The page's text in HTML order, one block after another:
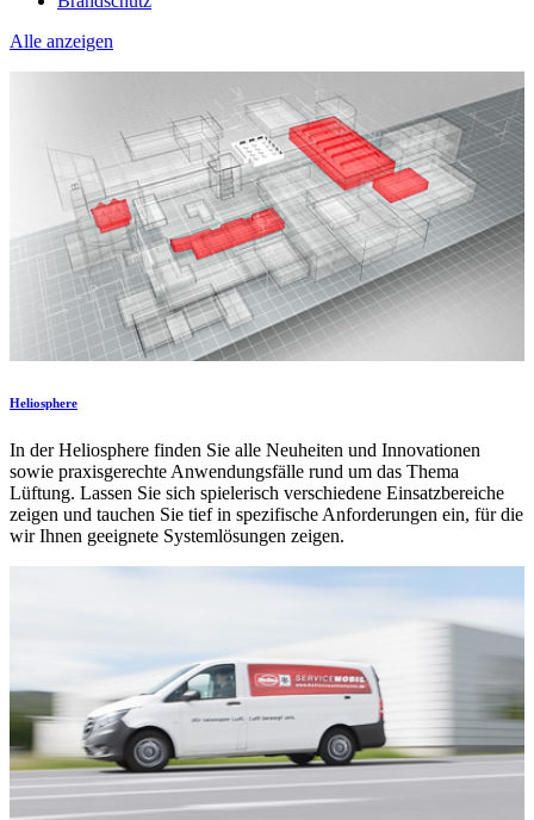
Alle anzeigen
Heliosphere
In der Heliosphere finden Sie alle Neuheiten und Innovationen
sowie praxisgerechte Anwendungsfälle rund um das Thema
Lüftung. Lassen Sie sich spielerisch verschiedene Einsatzbereiche
zeigen und tauchen Sie tief in spezifische Anforderungen ein, für die
wir Ihnen geeignete Systemlösungen zeigen.